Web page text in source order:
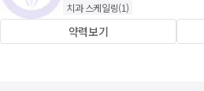
치과 스케일링(1)
약력보기